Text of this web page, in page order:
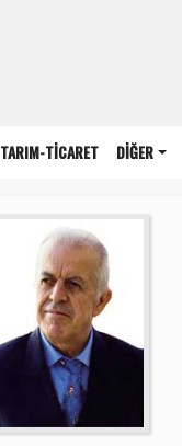
TARIM-TİCARET DİĞER